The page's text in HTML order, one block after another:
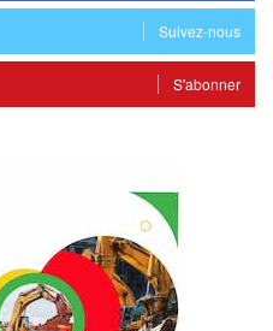
Suivez-nous
S'abonner